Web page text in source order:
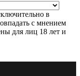
в
с мнением
для лиц 18 лет и